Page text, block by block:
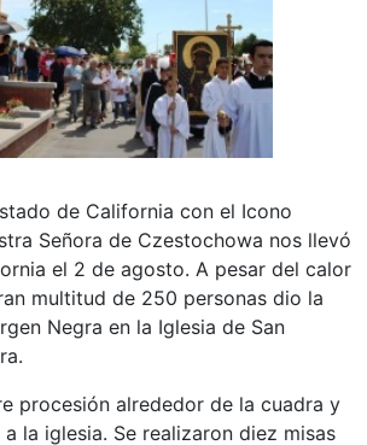
de California con el Icono
Señora de Czestochowa nos llevó
el 2 de agosto. A pesar del calor
multitud de 250 personas dio la
Negra en la Iglesia de San
procesión alrededor de la cuadra y
la iglesia. Se realizaron diez misas